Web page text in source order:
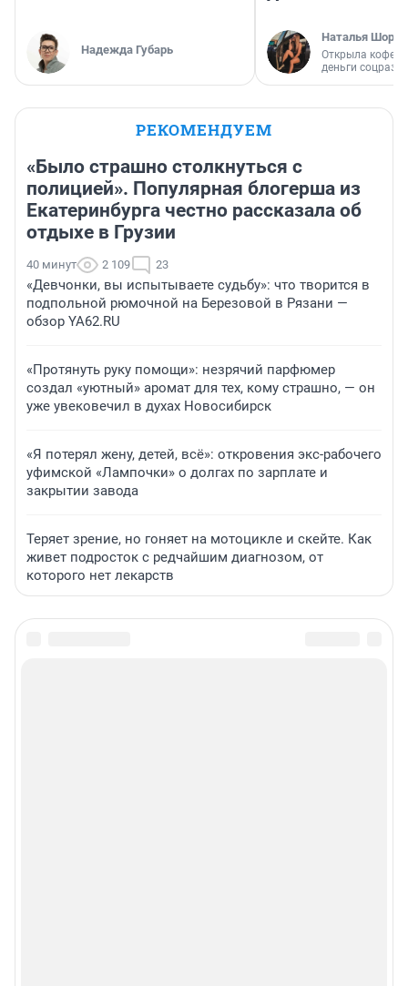
Надежда Губарь
Наталья
Открыла
деньги
РЕКОМЕНДУЕМ
«Было страшно столкнуться с
полицией». Популярная блогерша из
Екатеринбурга честно рассказала об
отдыхе в Грузии
40 минут 2 109 23
«Девчонки, вы испытываете судьбу»: что творится в
подпольной рюмочной на Березовой в Рязани —
обзор YA62.RU
«Протянуть руку помощи»: незрячий парфюмер
создал «уютный» аромат для тех, кому страшно, — он
уже увековечил в духах Новосибирск
«Я потерял жену, детей, всё»: откровения экс-рабочего
уфимской «Лампочки» о долгах по зарплате и
закрытии завода
Теряет зрение, но гоняет на мотоцикле и скейте. Как
живет подросток с редчайшим диагнозом, от
которого нет лекарств